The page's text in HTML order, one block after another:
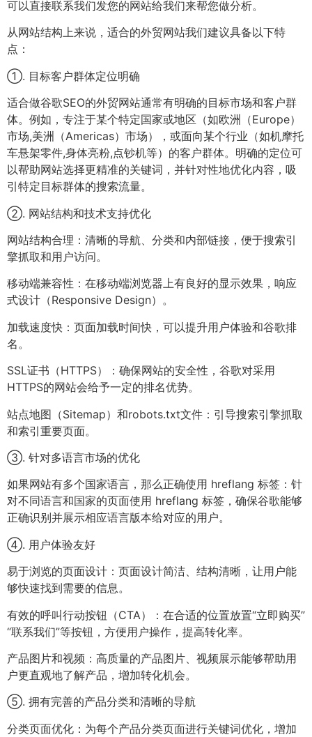
可以直接联系我们发您的网站给我们来帮您做分析。
从网站结构上来说，适合的外贸网站我们建议具备以下特
点：
①. 目标客户群体定位明确
适合做谷歌SEO的外贸网站通常有明确的目标市场和客户群
体。例如，专注于某个特定国家或地区（如欧洲（Europe）
市场,美洲（Americas）市场），或面向某个行业（如机摩托
车悬架零件,身体亮粉,点钞机等）的客户群体。明确的定位可
以帮助网站选择更精准的关键词，并针对性地优化内容，吸
引特定目标群体的搜索流量。
②. 网站结构和技术支持优化
网站结构合理：清晰的导航、分类和内部链接，便于搜索引
擎抓取和用户访问。
移动端兼容性：在移动端浏览器上有良好的显示效果，响应
式设计（Responsive Design）。
加载速度快：页面加载时间快，可以提升用户体验和谷歌排
名。
SSL证书（HTTPS）：确保网站的安全性，谷歌对采用
HTTPS的网站会给予一定的排名优势。
站点地图（Sitemap）和robots.txt文件：引导搜索引擎抓取
和索引重要页面。
③. 针对多语言市场的优化
如果网站有多个国家语言，那么正确使用 hreflang 标签：针
对不同语言和国家的页面使用 hreflang 标签，确保谷歌能够
正确识别并展示相应语言版本给对应的用户。
④. 用户体验友好
易于浏览的页面设计：页面设计简洁、结构清晰，让用户能
够快速找到需要的信息。
有效的呼叫行动按钮（CTA）：在合适的位置放置“立即购买”
“联系我们”等按钮，方便用户操作，提高转化率。
产品图片和视频：高质量的产品图片、视频展示能够帮助用
户更直观地了解产品，增加转化机会。
⑤. 拥有完善的产品分类和清晰的导航
分类页面优化：为每个产品分类页面进行关键词优化，增加